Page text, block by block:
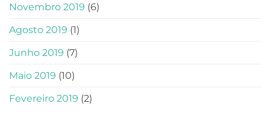
Novembro 2019 (6)
Agosto 2019 (1)
Junho 2019 (7)
Maio 2019 (10)
Fevereiro 2019 (2)